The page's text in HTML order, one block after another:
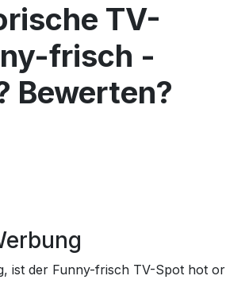
TV-
frisch -
Bewerten?
ist der Funny-frisch TV-Spot hot or